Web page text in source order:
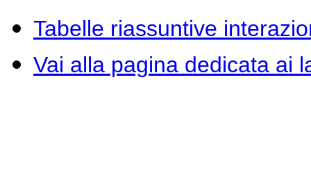
Tabelle riassuntive
Vai alla pagina dedicata ai